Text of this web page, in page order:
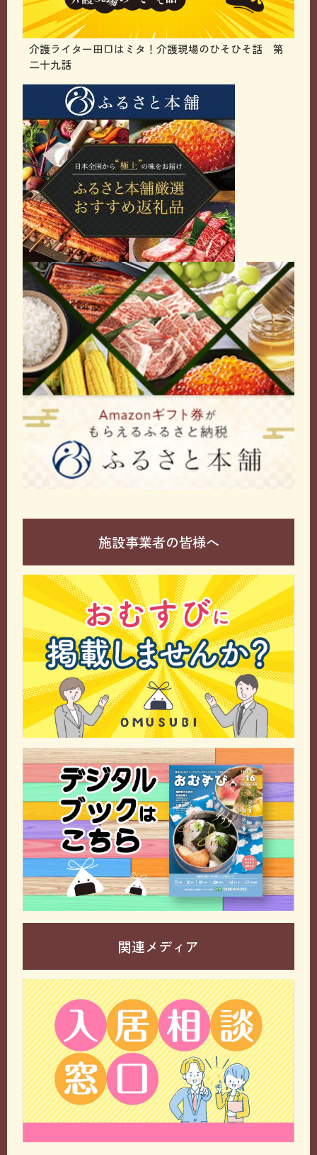
介護ライター田口はミタ！介護現場のひそひそ話 第
二十九話
施設事業者の皆様へ
関連メディア